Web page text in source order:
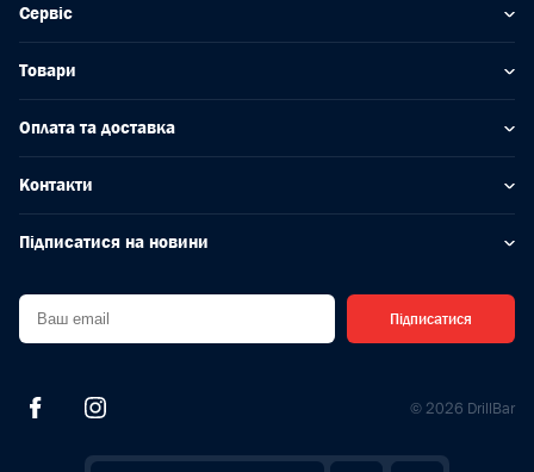
Сервіс
Товари
Оплата та доставка
Контакти
Підписатися на новини
Підписатися
© 2026 DrillBar